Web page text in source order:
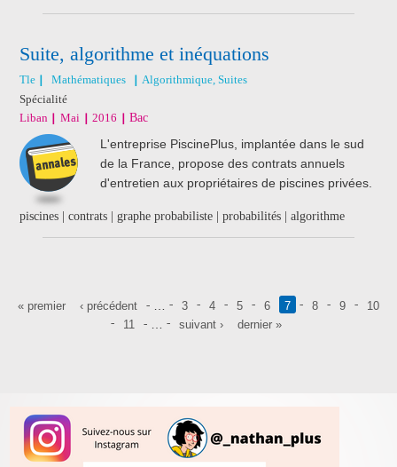
Suite, algorithme et inéquations
Tle Mathématiques
Algorithmique, Suites
Spécialité
Liban
Mai 2016 Bac
L'entreprise PiscinePlus, implantée dans le sud
de la France, propose des contrats annuels
d'entretien aux propriétaires de piscines privées.
piscines | contrats | graphe probabiliste | probabilités | algorithme
Pages
« premier ‹ précédent 3 4 5 6 7 8 9
10
11
suivant › dernier »